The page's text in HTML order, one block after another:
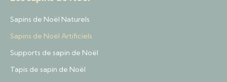
Sapins de Noël Naturels
Sapins de Noël Artificiels
Supports de sapin de Noël
Tapis de sapin de Noël